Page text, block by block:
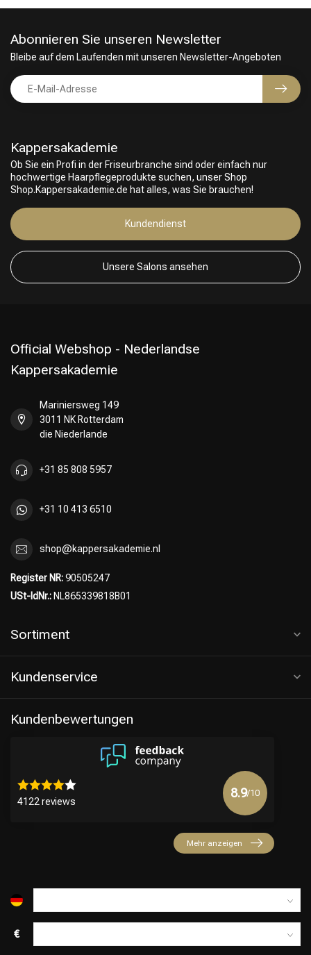
Umformung
Kappersakademie
Ob Sie ein Profi in der Friseurbranche sind oder einfach nur
hochwertige Haarpflegeprodukte suchen, unser Shop
Shop.Kappersakademie.de hat alles, was Sie brauchen!
Kundendienst
Unsere Salons ansehen
Abonnieren Sie unseren Newsletter
Bleibe auf dem Laufenden mit unseren Newsletter-Angeboten
Official Webshop - Nederlandse
Kappersakademie
Mariniersweg 149
3011 NK Rotterdam
die Niederlande
+31 85 808 5957
+31 10 413 6510
shop@kappersakademie.nl
Register NR:90505247
USt-IdNr.: NL865339818B01
Sortiment
Kundenservice
Kundenbewertungen
4122 reviews
8.9/10
Mehr anzeigen
€